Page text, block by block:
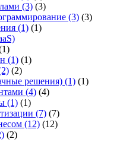
(3) (3)
(3) (3)
(1) (1)
(1) (1)
(2)
решения) (1) (1)
(4) (4)
(1) (1)
(7) (7)
(12) (12)
(2)